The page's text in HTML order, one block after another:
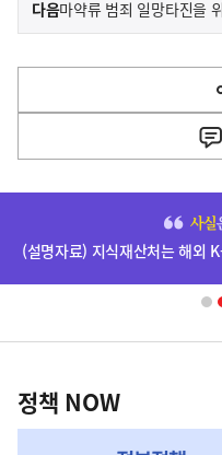
전
다
음
다음기
영
책
NOW,
정책 NOW